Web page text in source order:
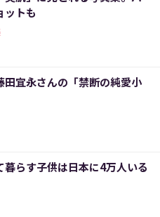
ットも
田宜永さんの「禁断の純愛小
暮らす子供は日本に4万人いる